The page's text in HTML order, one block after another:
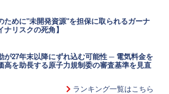
ために"未開発資源"を担保に取られるガーナ
リスクの死角】
が27年末以降にずれ込む可能性 ─ 電気料金を
高を助長する原子力規制委の審査基準を見直
ランキング一覧はこちら